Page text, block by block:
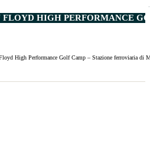
FLOYD HIGH PERFORMANCE
High Performance Golf Camp – Stazione ferroviaria di